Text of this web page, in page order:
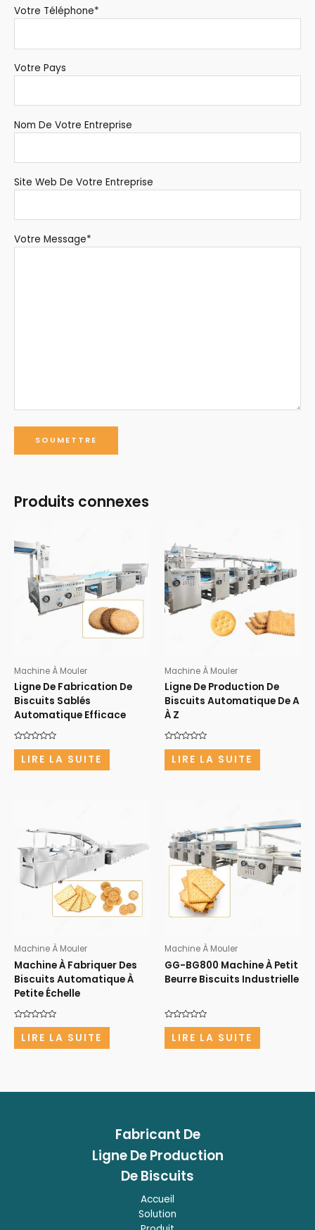
Votre Téléphone*
Votre Pays
Nom De Votre Entreprise
Site Web De Votre Entreprise
Votre Message*
Produits connexes
Machine À Mouler
Ligne De Fabrication De
Biscuits Sablés
Automatique Efficace
Note
sur
5
LIRE LA SUITE
Machine À Mouler
Ligne De Production De
Biscuits Automatique De A
À Z
Note
sur
5
LIRE LA SUITE
Machine À Mouler
Machine À Fabriquer Des
Biscuits Automatique À
Petite Échelle
Note
sur
5
LIRE LA SUITE
Machine À Mouler
GG-BG800 Machine À Petit
Beurre Biscuits Industrielle
Note
sur
5
LIRE LA SUITE
Fabricant De
Ligne De Production
De Biscuits
Accueil
Solution